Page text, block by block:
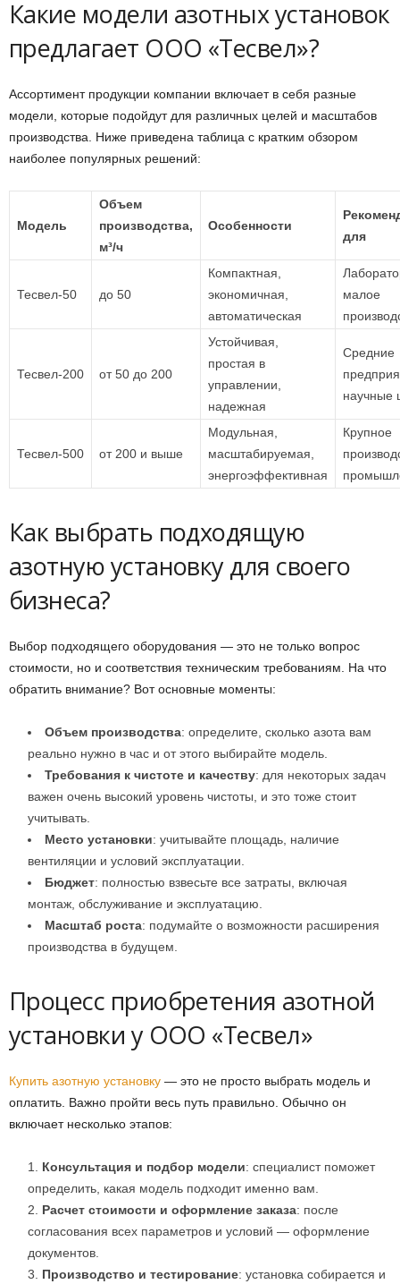
Какие модели азотных установок
предлагает ООО «Тесвел»?
Ассортимент продукции компании включает в себя разные
модели, которые подойдут для различных целей и масштабов
производства. Ниже приведена таблица с кратким обзором
наиболее популярных решений:
Модель
Объем
производства,
м³/ч
Особенности
для
Тесвел-50 до 50
Компактная,
экономичная,
автоматическая
малое
Тесвел-200 от 50 до 200
Устойчивая,
простая в
управлении,
надежная
Средние
научные
Тесвел-500 от 200 и выше
Модульная,
масштабируемая,
энергоэффективная
Крупное
Как выбрать подходящую
азотную установку для своего
бизнеса?
Выбор подходящего оборудования — это не только вопрос
стоимости, но и соответствия техническим требованиям. На что
обратить внимание? Вот основные моменты:
Объем производства: определите, сколько азота вам
реально нужно в час и от этого выбирайте модель.
Требования к чистоте и качеству: для некоторых задач
важен очень высокий уровень чистоты, и это тоже стоит
учитывать.
Место установки: учитывайте площадь, наличие
вентиляции и условий эксплуатации.
Бюджет: полностью взвесьте все затраты, включая
монтаж, обслуживание и эксплуатацию.
Масштаб роста: подумайте о возможности расширения
производства в будущем.
Процесс приобретения азотной
установки у ООО «Тесвел»
Купить азотную установку — это не просто выбрать модель и
оплатить. Важно пройти весь путь правильно. Обычно он
включает несколько этапов:
Консультация и подбор модели: специалист поможет
определить, какая модель подходит именно вам.
Расчет стоимости и оформление заказа: после
согласования всех параметров и условий — оформление
документов.
Производство и тестирование: установка собирается и